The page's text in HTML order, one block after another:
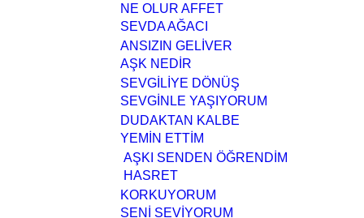
NE OLUR AFFET
SEVDA AĞACI
ANSIZIN GELİVER
AŞK NEDİR
SEVGİLİYE DÖNÜŞ
SEVGİNLE YAŞIYORUM
DUDAKTAN KALBE
YEMİN ETTİM
AŞKI SENDEN ÖĞRENDİM
HASRET
KORKUYORUM
SENİ SEVİYORUM